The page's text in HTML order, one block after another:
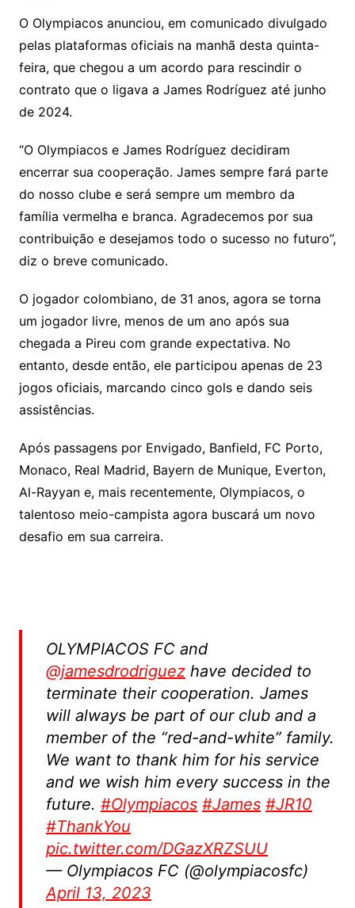
O Olympiacos anunciou, em comunicado divulgado
pelas plataformas oficiais na manhã desta quinta-
feira, que chegou a um acordo para rescindir o
contrato que o ligava a James Rodríguez até junho
de 2024.
“O Olympiacos e James Rodríguez decidiram
encerrar sua cooperação. James sempre fará parte
do nosso clube e será sempre um membro da
família vermelha e branca. Agradecemos por sua
contribuição e desejamos todo o sucesso no futuro”,
diz o breve comunicado.
O jogador colombiano, de 31 anos, agora se torna
um jogador livre, menos de um ano após sua
chegada a Pireu com grande expectativa. No
entanto, desde então, ele participou apenas de 23
jogos oficiais, marcando cinco gols e dando seis
assistências.
Após passagens por Envigado, Banfield, FC Porto,
Monaco, Real Madrid, Bayern de Munique, Everton,
Al-Rayyan e, mais recentemente, Olympiacos, o
talentoso meio-campista agora buscará um novo
desafio em sua carreira.
OLYMPIACOS FC and
@jamesdrodriguezhave decided to
terminate their cooperation. James
will always be part of our club and a
member of the “red-and-white” family.
We want to thank him for his service
and we wish him every success in the
future. #Olympiacos #James #JR10
#ThankYou
pic.twitter.com/DGazXRZSUU
— Olympiacos FC (@olympiacosfc)
April 13, 2023